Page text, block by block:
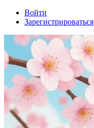
Войти
Зарегистрироваться